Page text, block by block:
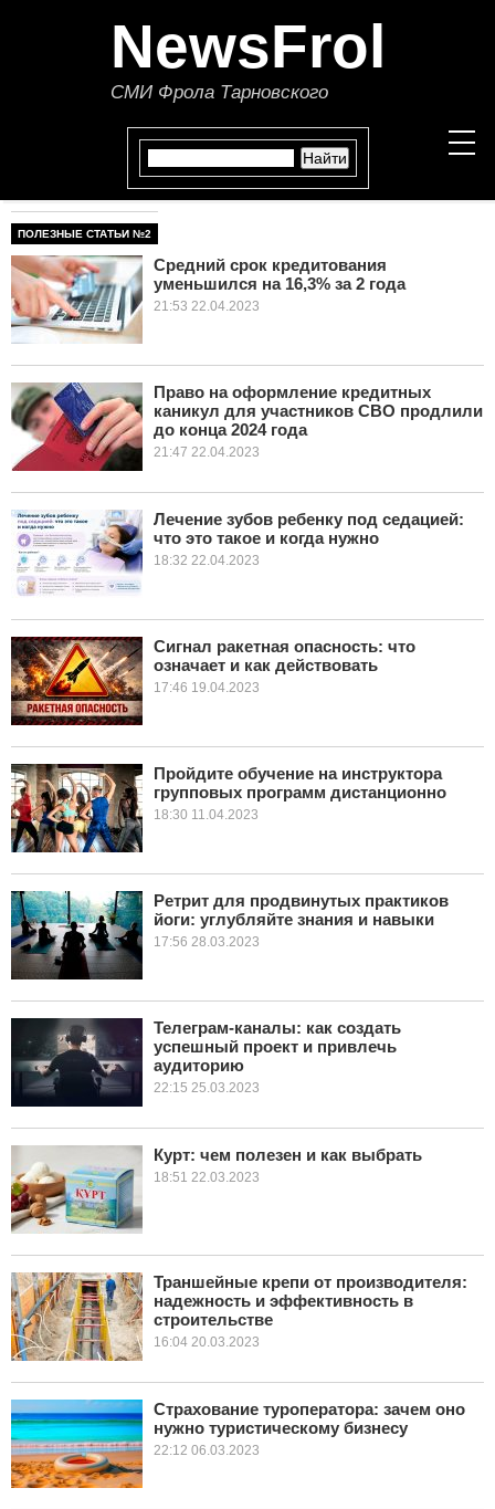
NewsFrol
СМИ Фрола Тарновского
СТАТЬИ
ЭКОНОМИКА
В МИРЕ
ОБЩЕСТВО
КУЛЬТУРА
ШОУ-БИЗНЕС
ЭГОИЗМ
ПОЛЕЗНЫЕ СТАТЬИ №2
Средний срок кредитования
уменьшился на 16,3% за 2 года
21:53 22.04.2023
Право на оформление кредитных
каникул для участников СВО продлили
до конца 2024 года
21:47 22.04.2023
Лечение зубов ребенку под седацией:
что это такое и когда нужно
18:32 22.04.2023
Сигнал ракетная опасность: что
означает и как действовать
17:46 19.04.2023
Пройдите обучение на инструктора
групповых программ дистанционно
18:30 11.04.2023
Ретрит для продвинутых практиков
йоги: углубляйте знания и навыки
17:56 28.03.2023
Телеграм-каналы: как создать
успешный проект и привлечь
аудиторию
22:15 25.03.2023
Курт: чем полезен и как выбрать
18:51 22.03.2023
Траншейные крепи от производителя:
надежность и эффективность в
строительстве
16:04 20.03.2023
Страхование туроператора: зачем оно
нужно туристическому бизнесу
22:12 06.03.2023